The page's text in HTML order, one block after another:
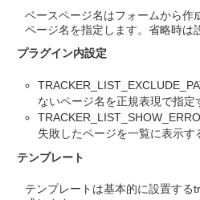
ベースページ名はフォームから作
ページ名を指定します。省略時は
プラグイン内設定
ないページ名を正規表現で指定
失敗したページを一覧に表示す
テンプレート
テンプレートは基本的に設置す